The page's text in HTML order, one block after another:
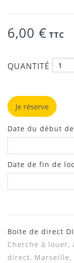
6,00 € TTC
QUANTITÉ
Je réserve
Date du début
Date de fin de
Boite de direct
Cherche à louer,
direct, Marseille,